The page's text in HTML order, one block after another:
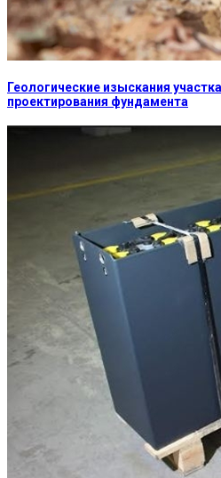
Геологические изыскания
проектирования фундамента